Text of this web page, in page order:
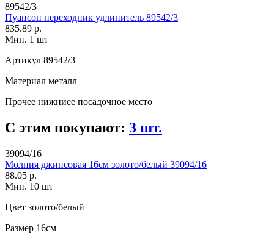
89542/3
Пуансон переходник удлинитель 89542/3
835.89 р.
Мин. 1 шт
Артикул 89542/3
Материал металл
Прочее нижниее посадочное место
С этим покупают: 3 шт.
39094/16
Молния джинсовая 16см золото/белый 39094/16
88.05 р.
Мин. 10 шт
Цвет золото/белый
Размер 16см